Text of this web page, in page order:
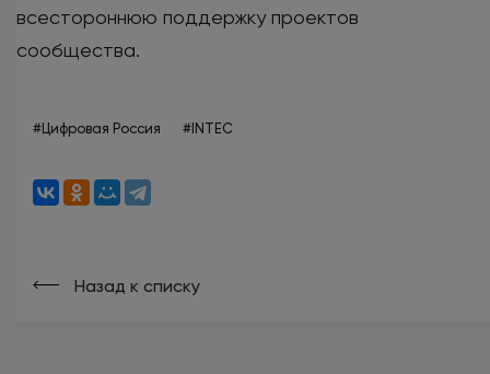
всестороннюю поддержку проектов
сообщества.
#Цифровая Россия #INTEC
Назад к списку